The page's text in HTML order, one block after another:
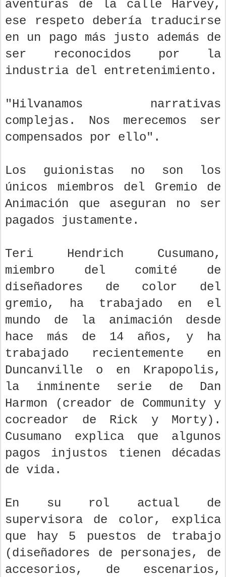
aventuras de la calle Harvey,
ese respeto debería traducirse
en un pago más justo además de
ser reconocidos por la
industria del entretenimiento.
"Hilvanamos narrativas
complejas. Nos merecemos ser
compensados por ello".
Los guionistas no son los
únicos miembros del Gremio de
Animación que aseguran no ser
pagados justamente.
Teri Hendrich Cusumano,
miembro del comité de
diseñadores de color del
gremio, ha trabajado en el
mundo de la animación desde
hace más de 14 años, y ha
trabajado recientemente en
Duncanville o en Krapopolis,
la inminente serie de Dan
Harmon (creador de Community y
cocreador de Rick y Morty).
Cusumano explica que algunos
pagos injustos tienen décadas
de vida.
En su rol actual de
supervisora de color, explica
que hay 5 puestos de trabajo
(diseñadores de personajes, de
accesorios, de escenarios,